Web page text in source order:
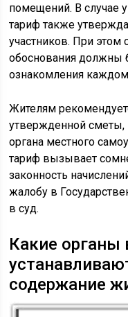
помещений. В случае
тариф также
участников. При
обоснования должны
ознакомления
Жителям
утвержденной сметы,
органа местного
тариф вызывает
законность
жалобу в
в суд.
Какие органы
содержание